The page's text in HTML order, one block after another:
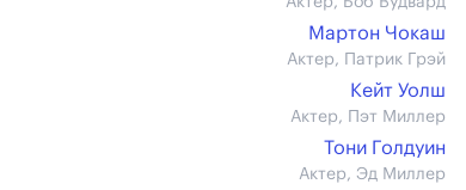
Мартон Чокаш
Актер, Патрик Грэй
Кейт Уолш
Актер, Пэт Миллер
Тони Голдуин
Актер, Эд Миллер